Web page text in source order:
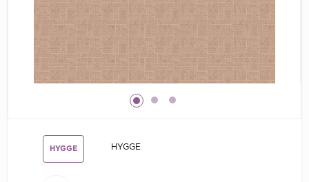
..
Prima Italiana
Rasch
HYGGE HYGGE